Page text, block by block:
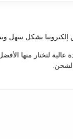
إلكترونيا بشكل سهل
عالية لتختار منها